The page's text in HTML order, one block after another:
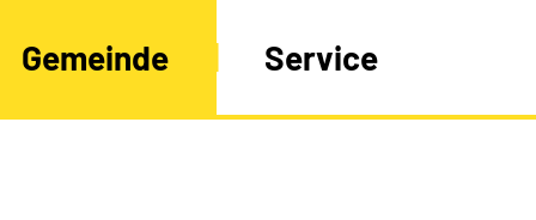
Gemeinde Service